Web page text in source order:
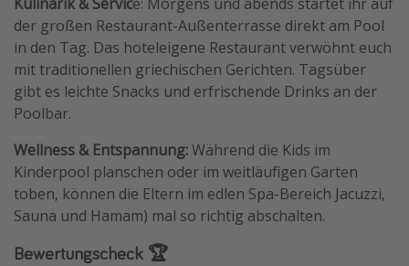
Kulinarik & Service: Morgens und abends startet ihr auf
der großen Restaurant-Außenterrasse direkt am Pool
in den Tag. Das hoteleigene Restaurant verwöhnt euch
mit traditionellen griechischen Gerichten. Tagsüber
gibt es leichte Snacks und erfrischende Drinks an der
Poolbar.
Wellness & Entspannung:Während die Kids im
Kinderpool planschen oder im weitläufigen Garten
toben, können die Eltern im edlen Spa-Bereich Jacuzzi,
Sauna und Hamam) mal so richtig abschalten.
Bewertungscheck 🏆